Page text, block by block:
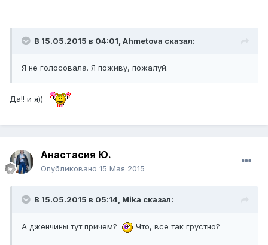
В 15.05.2015 в 04:01, Ahmetova сказал:
Я не голосовала. Я поживу, пожалуй.
​Да!! и я))
Анастасия Ю.
Опубликовано 15 Мая 2015
В 15.05.2015 в 05:14, Mika сказал:
А дженчины тут причем? Что, все так грустно?